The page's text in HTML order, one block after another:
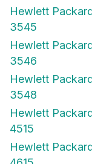
Hewlett
3545
Hewlett
3546
Hewlett
3548
Hewlett
4515
Hewlett